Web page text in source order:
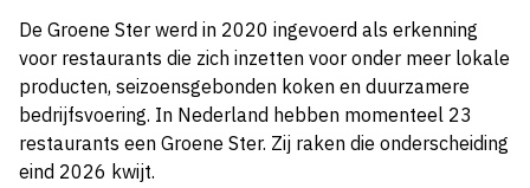
De Groene Ster werd in 2020 ingevoerd als erkenning
voor restaurants die zich inzetten voor onder meer lokale
producten, seizoensgebonden koken en duurzamere
bedrijfsvoering. In Nederland hebben momenteel 23
restaurants een Groene Ster. Zij raken die onderscheiding
eind 2026 kwijt.